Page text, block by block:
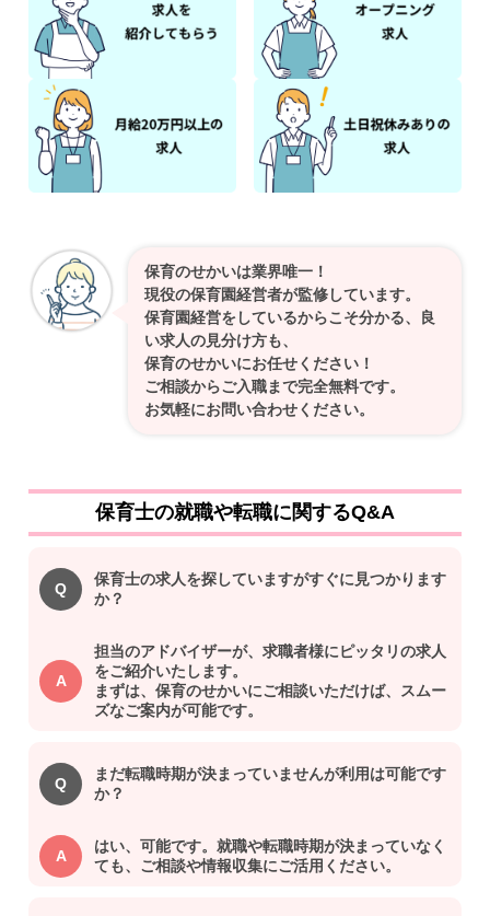
保育のせかいは業界唯一！
現役の保育園経営者が監修しています。
保育園経営をしているからこそ分かる、良
い求人の見分け方も、
保育のせかいにお任せください！
ご相談からご入職まで完全無料です。
お気軽にお問い合わせください。
保育士の就職や転職に関するQ&A
保育士の求人を探していますがすぐに見つかります
か？
担当のアドバイザーが、求職者様にピッタリの求人
をご紹介いたします。
まずは、保育のせかいにご相談いただけば、スムー
ズなご案内が可能です。
まだ転職時期が決まっていませんが利用は可能です
か？
はい、可能です。就職や転職時期が決まっていなく
ても、ご相談や情報収集にご活用ください。